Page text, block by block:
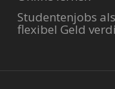
Studentenjobs
flexibel Geld